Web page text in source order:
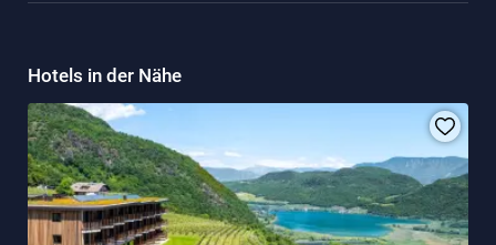
Hotels in der Nähe